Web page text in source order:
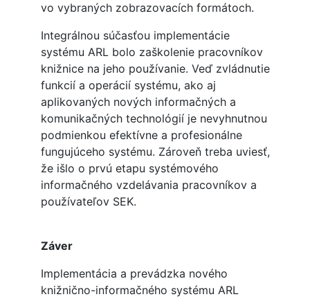
vo vybraných zobrazovacích formátoch.
Integrálnou súčasťou implementácie
systému ARL bolo zaškolenie pracovníkov
knižnice na jeho používanie. Veď zvládnutie
funkcií a operácií systému, ako aj
aplikovaných nových informačných a
komunikačných technológií je nevyhnutnou
podmienkou efektívne a profesionálne
fungujúceho systému. Zároveň treba uviesť,
že išlo o prvú etapu systémového
informačného vzdelávania pracovníkov a
používateľov SEK.
Záver
Implementácia a prevádzka nového
knižnično-informačného systému ARL